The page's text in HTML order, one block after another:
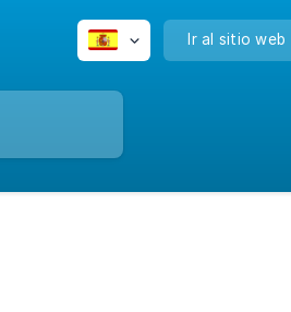
Ir al sitio web